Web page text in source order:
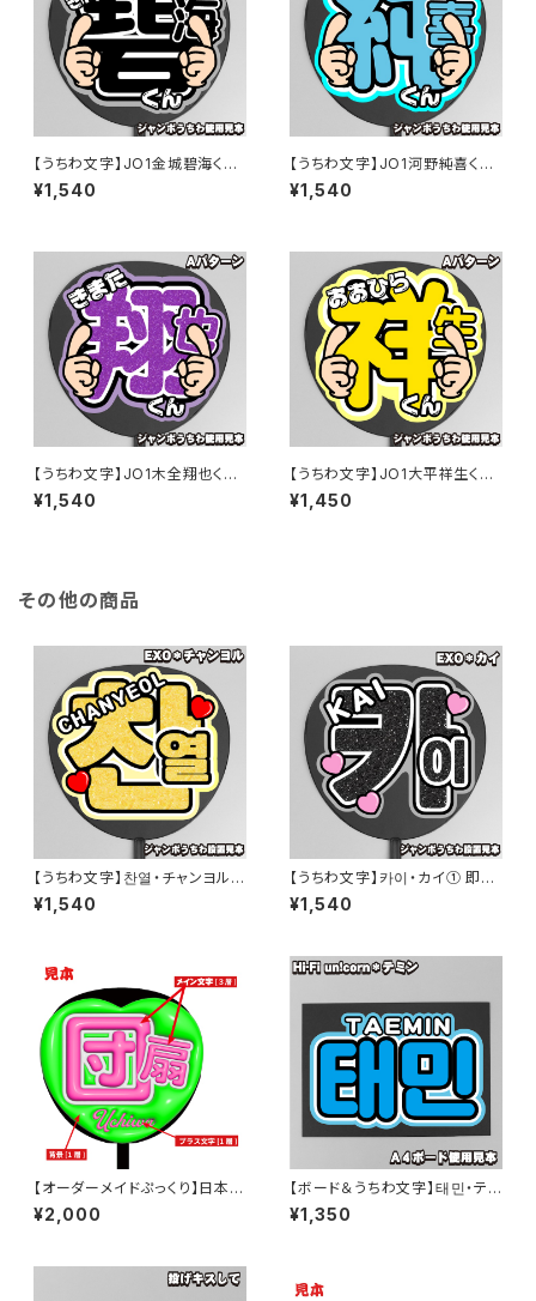
【うちわ文字】JO1金城碧海くん
⑤ Smileスマイル 即納 【JO1】
¥1,540
【うちわ文字】JO1河野純喜くん
⑤ Smileスマイル 即納 【JO1】
¥1,540
【うちわ文字】JO1木全翔也くん
⑤ Smileスマイル 即納 【JO1】
¥1,540
【うちわ文字】JO1大平祥生くん
⑤ Smileスマイル 即納 【JO1】
¥1,450
その他の商品
【うちわ文字】찬열・チャンヨル①
CHANYEOL 【EXO】
¥1,540
【うちわ文字】카이・カイ① 即納
【EXO】
¥1,540
【オーダーメイドぷっくり】日本語
専用・ぷっくりハート型うちわ文
字【プリントうちわ文字】
¥2,000
【ボード＆うちわ文字】태민・テミ
ン ③TAEMIN 即納 【Hi-Fi uni
corn】
¥1,350